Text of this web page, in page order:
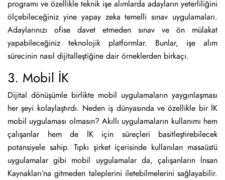
programı ve özellikle teknik işe alımlarda adayların yeterliliğini
ölçebileceğiniz yine yapay zeka temelli sınav uygulamaları.
Adaylarınızı ofise davet etmeden sınav ve ön mülakat
yapabileceğiniz teknolojik platformlar. Bunlar, işe alım
sürecinin nasıl dijitalleştiğine dair örneklerden birkaçı.
3. Mobil İK
Dijital dönüşümle birlikte mobil uygulamaların yaygınlaşması
her şeyi kolaylaştırdı. Neden iş dünyasında ve özellikle bir İK
mobil uygulaması olmasın? Akıllı uygulamaların kullanımı hem
çalışanlar hem de İK için süreçleri basitleştirebilecek
potansiyele sahip. Tıpkı şirket içerisinde kullanılan masaüstü
uygulamalar gibi mobil uygulamalar da, çalışanların İnsan
Kaynakları’na gitmeden taleplerini iletebilmelerini sağlayabilir.